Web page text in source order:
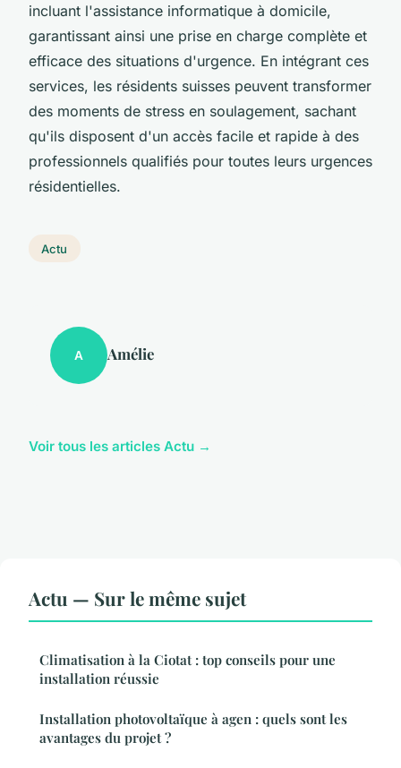
incluant l'assistance informatique à domicile,
garantissant ainsi une prise en charge complète et
efficace des situations d'urgence. En intégrant ces
services, les résidents suisses peuvent transformer
des moments de stress en soulagement, sachant
qu'ils disposent d'un accès facile et rapide à des
professionnels qualifiés pour toutes leurs urgences
résidentielles.
Actu
A Amélie
Voir tous les articles Actu →
Actu — Sur le même sujet
Climatisation à la Ciotat : top conseils pour une
installation réussie
Installation photovoltaïque à agen : quels sont les
avantages du projet ?